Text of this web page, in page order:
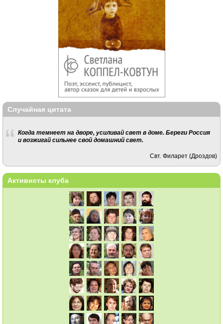
Случайная цитата
Когда темнеет на дворе, усиливай свет в доме. Береги Россия
и возжигай сильнее свой домашний свет.
Свт. Филарет (Дроздов)
Активисты клуба